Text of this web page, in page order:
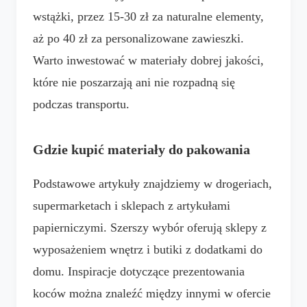
wstążki, przez 15-30 zł za naturalne elementy,
aż po 40 zł za personalizowane zawieszki.
Warto inwestować w materiały dobrej jakości,
które nie poszarzają ani nie rozpadną się
podczas transportu.
Gdzie kupić materiały do pakowania
Podstawowe artykuły znajdziemy w drogeriach,
supermarketach i sklepach z artykułami
papierniczymi. Szerszy wybór oferują sklepy z
wyposażeniem wnętrz i butiki z dodatkami do
domu. Inspiracje dotyczące prezentowania
koców można znaleźć między innymi w ofercie